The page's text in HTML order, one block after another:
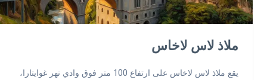
ملاذ لاس لاخاس
يقع ملاذ لاس لاخاس على ارتفاع 100 متر فوق وادي نهر غوايتارا،